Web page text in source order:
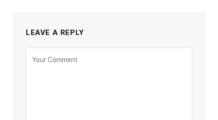
LEAVE A REPLY